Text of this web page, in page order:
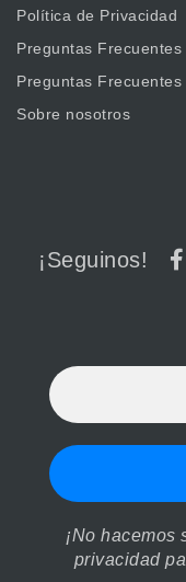
Política de Privacidad
Preguntas
Preguntas
Sobre nosotros
¡Seguinos!
¡No hacemos
privacidad